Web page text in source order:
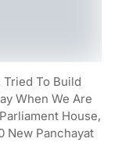
Tried To Build
When We Are
House,
New Panchayat